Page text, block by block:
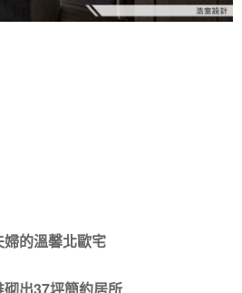
的溫馨北歐宅
出37坪簡約居所